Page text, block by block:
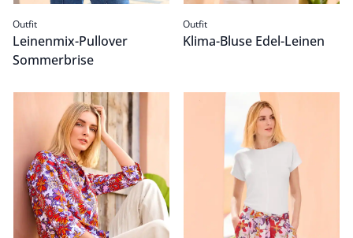
Outfit
Leinenmix-Pullover
Sommerbrise
Outfit
Klima-Bluse Edel-Leinen
Klima-Bluse Edel-Leinen
Passform Outfit. Kimonoshirt Leinenmix
Passform Outfit.